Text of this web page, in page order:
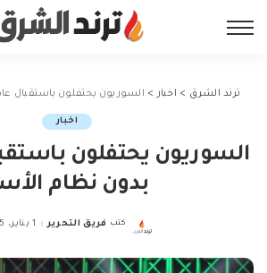
ترند الشرق > اخبار > السوريون يحتفلون باستقبال عام
اخبار
السوريون يحتفلون
بدون نظام
Posted
كتب فريق التحرير 1 يناير، 2025